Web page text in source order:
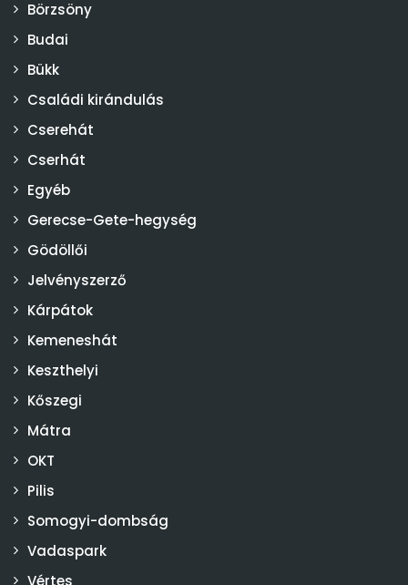
Börzsöny
Budai
Bükk
Családi kirándulás
Cserehát
Cserhát
Egyéb
Gerecse-Gete-hegység
Gödöllői
Jelvényszerző
Kárpátok
Kemeneshát
Keszthelyi
Kőszegi
Mátra
OKT
Pilis
Somogyi-dombság
Vadaspark